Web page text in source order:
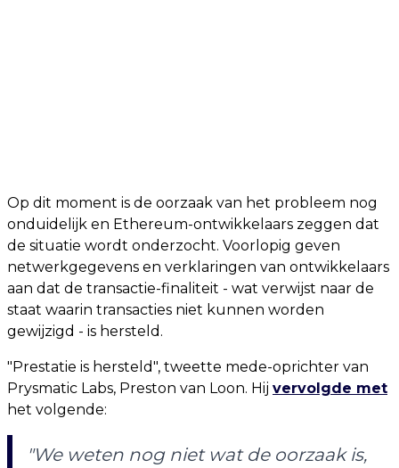
Op dit moment is de oorzaak van het probleem nog
onduidelijk en Ethereum-ontwikkelaars zeggen dat
de situatie wordt onderzocht. Voorlopig geven
netwerkgegevens en verklaringen van ontwikkelaars
aan dat de transactie-finaliteit - wat verwijst naar de
staat waarin transacties niet kunnen worden
gewijzigd - is hersteld.
"Prestatie is hersteld", tweette mede-oprichter van
Prysmatic Labs, Preston van Loon. Hij vervolgde met
het volgende:
"We weten nog niet wat de oorzaak is,